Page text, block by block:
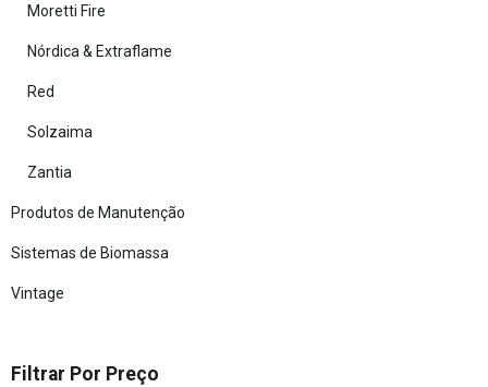
Moretti Fire
Nórdica & Extraflame
Red
Solzaima
Zantia
Produtos de Manutenção
Sistemas de Biomassa
Vintage
Filtrar Por Preço